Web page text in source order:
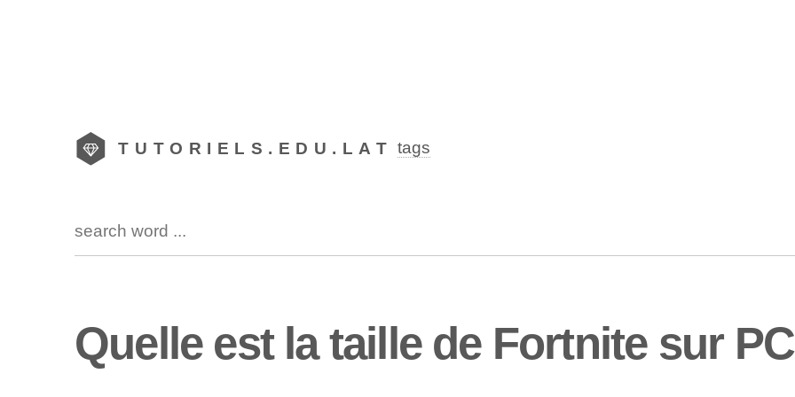
TUTORIELS.EDU.LAT tags
Quelle est la taille de Fortnite sur PC